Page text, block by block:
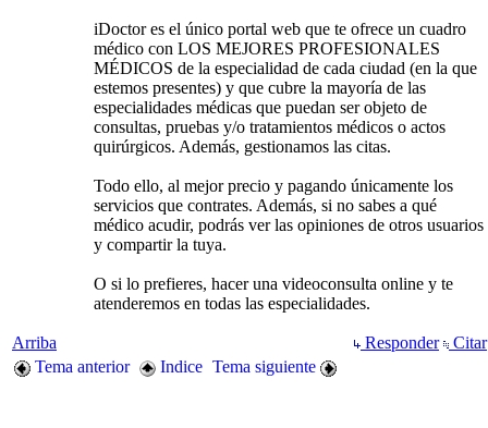
iDoctor es el único portal web que te ofrece un cuadro
médico con LOS MEJORES PROFESIONALES
MÉDICOS de la especialidad de cada ciudad (en la que
estemos presentes) y que cubre la mayoría de las
especialidades médicas que puedan ser objeto de
consultas, pruebas y/o tratamientos médicos o actos
quirúrgicos. Además, gestionamos las citas.
Todo ello, al mejor precio y pagando únicamente los
servicios que contrates. Además, si no sabes a qué
médico acudir, podrás ver las opiniones de otros usuarios
y compartir la tuya.
O si lo prefieres, hacer una videoconsulta online y te
atenderemos en todas las especialidades.
Arriba Responder
Citar
Tema anterior
Indice Tema siguiente